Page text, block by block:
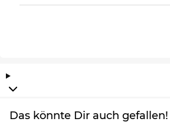
Das könnte Dir auch gefallen!